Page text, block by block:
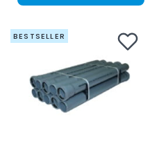
BESTSELLER